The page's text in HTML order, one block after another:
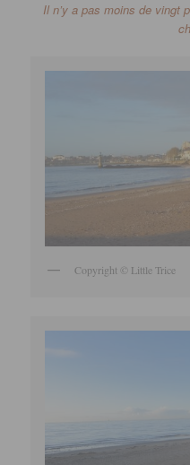
Il n’y a pas moins de vingt
Copyright © Little Trice